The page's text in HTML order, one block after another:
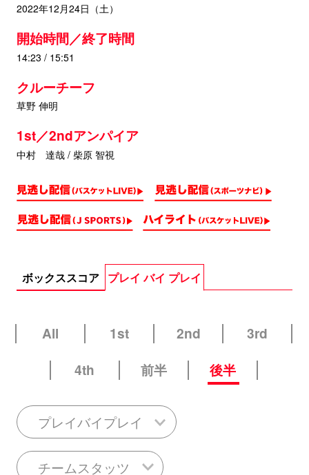
2022年12月24日（土）
開始時間／終了時間
14:23 / 15:51
クルーチーフ
草野 伸明
1st／2ndアンパイア
中村 達哉 / 柴原 智視
ボックススコア プレイ バイ プレイ
All 1st 2nd
3rd
4th
前半 後半
プレイバイプレイ
チームスタッツ